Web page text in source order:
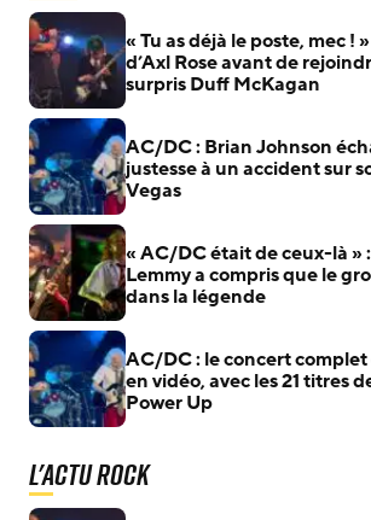
« Tu as déjà le poste, mec !
d’Axl Rose avant de
surpris Duff McKagan
AC/DC : Brian Johnson
justesse à un accident sur
Vegas
« AC/DC était de ceux-là »
Lemmy a compris que le
dans la légende
AC/DC : le concert
en vidéo, avec les 21 titres
Power Up
L'actu Rock